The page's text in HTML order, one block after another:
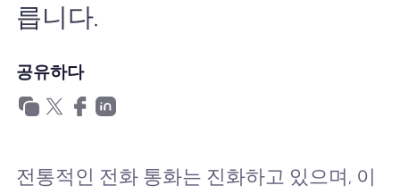
비즈니스를위한
릅니다.
공유하다
전통적인 전화 통화는 진화하고 있으며, 이